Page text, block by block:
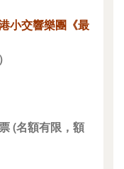
小交響樂團《最
(名額有限，額